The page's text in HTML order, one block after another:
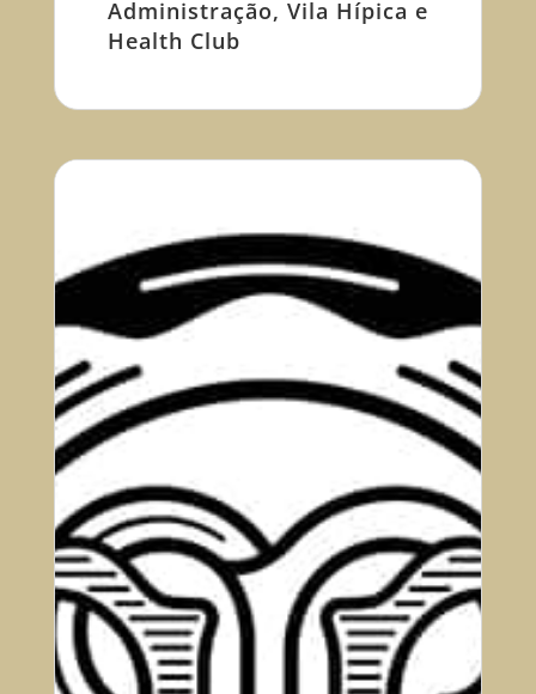
Administração, Vila Hípica e
Health Club